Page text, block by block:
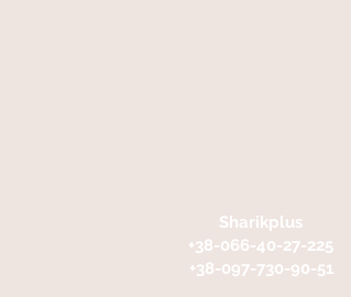
Sharikplus
+38-066-40-27-225
+38-097-730-90-51